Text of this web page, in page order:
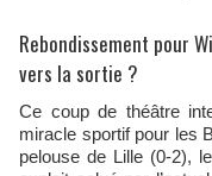
Rebondissement pour
vers la sortie ?
Ce coup de théâtre intervient au lendemain d'un authentique
miracle sportif pour les
pelouse de Lille (0-2),